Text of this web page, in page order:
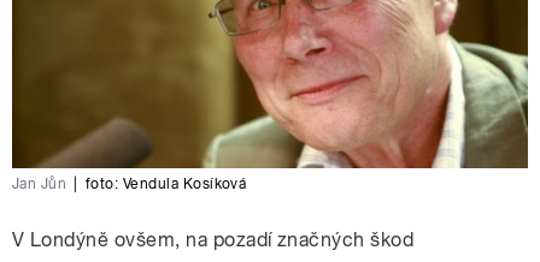
Jan Jůn foto: Vendula Kosíková
V Londýně ovšem, na pozadí značných škod